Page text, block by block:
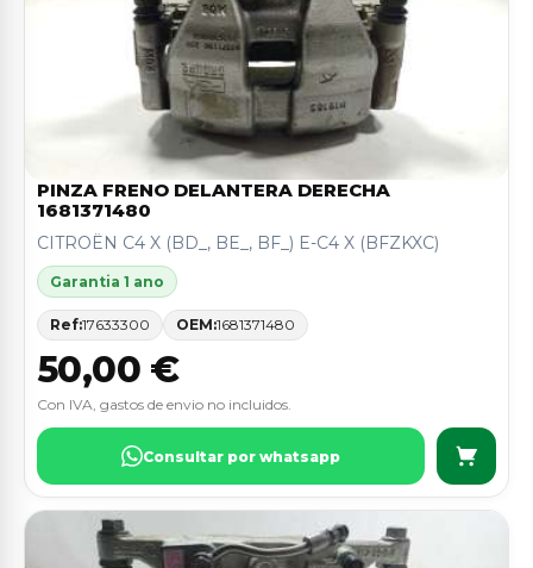
PINZA FRENO DELANTERA DERECHA
1681371480
CITROËN C4 X (BD_, BE_, BF_) E-C4 X (BFZKXC)
Garantia 1 ano
Ref:17633300 OEM:1681371480
50,00 €
Con IVA, gastos de envio no incluidos.
Consultar por whatsapp